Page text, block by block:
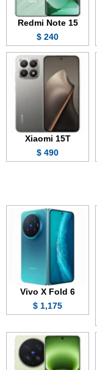
Redmi Note 15
240 $
Xiaomi 15T
490 $
Vivo X Fold 6
1,175 $